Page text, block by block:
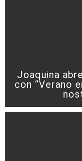
Joaquina
con “Verano